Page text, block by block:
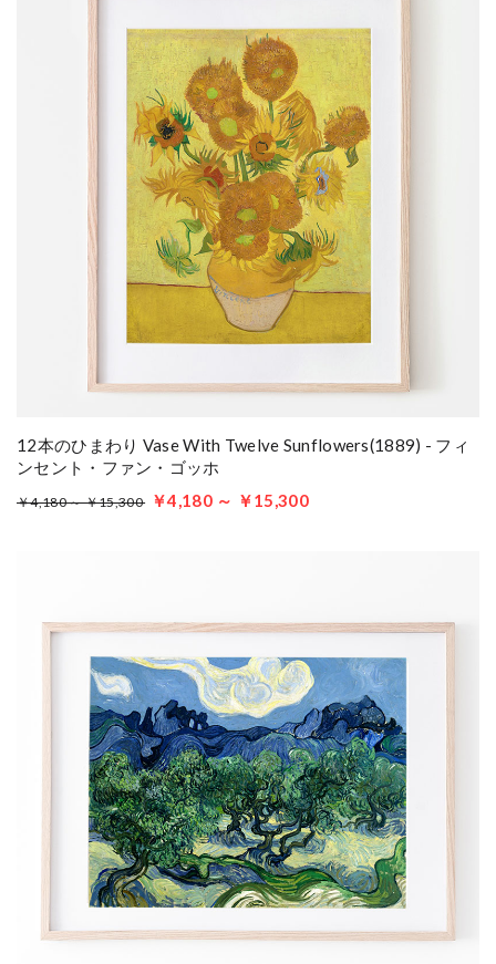
12本のひまわり Vase With Twelve Sunflowers(1889) - フィ
ンセント・ファン・ゴッホ
￥4,180 ～ ￥15,300 ￥4,180 ～ ￥15,300